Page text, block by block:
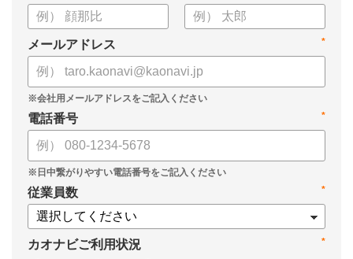
*
メールアドレス
*
電話番号
*
従業員数
*
カオナビご利用状況